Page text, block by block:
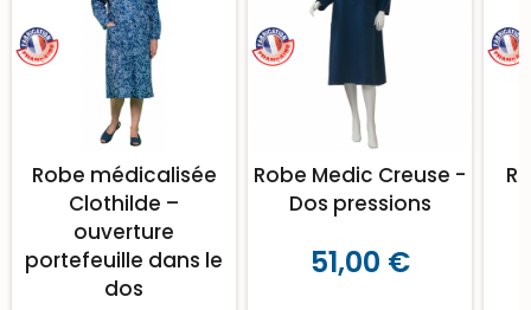
Robe médicalisée
Clothilde –
ouverture
portefeuille dans le
dos
Robe Medic Creuse -
Dos pressions
51,00 €